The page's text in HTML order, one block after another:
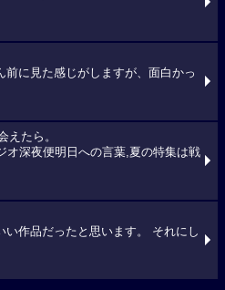
に見た感じがしますが、面白かっ
えたら。
オ深夜便明日への言葉,夏の特集は戦
い作品だったと思います。 それにし